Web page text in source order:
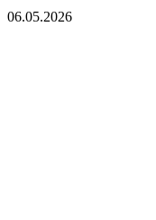
06.05.2026